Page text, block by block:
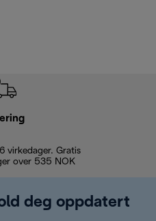
virkedager. Gratis
over 535 NOK
deg oppdatert